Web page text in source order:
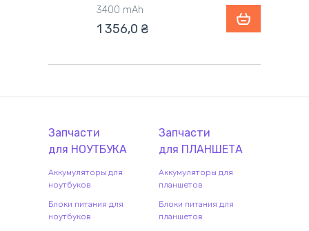
3400 mAh
1 356,0 ₴
Запчасти
для НОУТБУКА
Аккумуляторы для
ноутбуков
Блоки питания для
ноутбуков
Запчасти
для ПЛАНШЕТА
Аккумуляторы для
планшетов
Блоки питания для
планшетов